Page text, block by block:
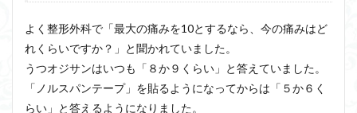
よく整形外科で「最大の痛みを10とするなら、今の痛みはど
れくらいですか？」と聞かれていました。
うつオジサンはいつも「８か９くらい」と答えていました。
「ノルスパンテープ」を貼るようになってからは「５か６く
らい」と答えるようになりました。